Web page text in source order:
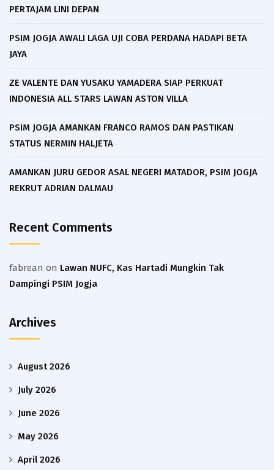
PERTAJAM LINI DEPAN
PSIM JOGJA AWALI LAGA UJI COBA PERDANA HADAPI BETA
JAYA
ZE VALENTE DAN YUSAKU YAMADERA SIAP PERKUAT
INDONESIA ALL STARS LAWAN ASTON VILLA
PSIM JOGJA AMANKAN FRANCO RAMOS DAN PASTIKAN
STATUS NERMIN HALJETA
AMANKAN JURU GEDOR ASAL NEGERI MATADOR, PSIM JOGJA
REKRUT ADRIAN DALMAU
Recent Comments
fabrean on Lawan NUFC, Kas Hartadi Mungkin Tak
Dampingi PSIM Jogja
Archives
August 2026
July 2026
June 2026
May 2026
April 2026